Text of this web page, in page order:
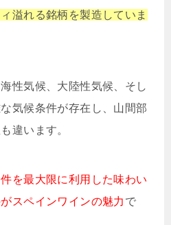
溢れる銘柄を製造していま
性気候、大陸性気候、そし
気候条件が存在し、山間部
違います。
を最大限に利用した味わい
スペインワインの魅力 で